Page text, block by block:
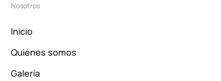
Nosotros
Inicio
Quiénes somos
Galería